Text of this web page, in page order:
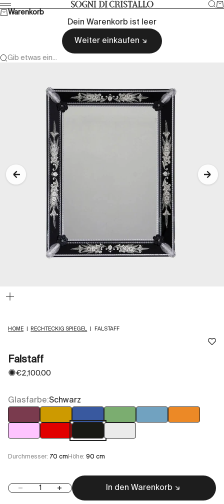
Zum Inhalt springenSogni di cristallo
Menü
Warenkorb
Dein Warenkorb ist leer
Weiter einkaufen
Gib etwas ein...
HOME RECHTECKIG SPIEGEL FALSTAFF
Falstaff
✺Angebot
€2,100.00
Glasfarbe:Schwarz
Amethyst BernsteinBlau Grün Hellblau
Orange
Rosa
Schwarz Transparent
Durchmesser: 70 cm Höhe: 90 cm
Anzahl verringernAnzahl erhöhen In den Warenkorb